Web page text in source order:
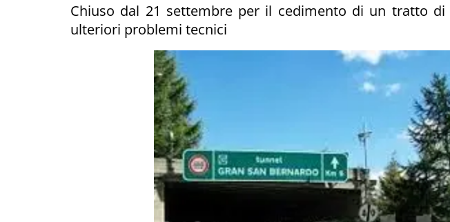
Chiuso dal 21 settembre per il cedimento di un tratto di
ulteriori problemi tecnici